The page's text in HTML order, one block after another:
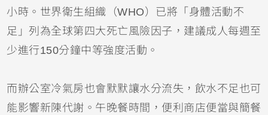
小時。世界衛生組織（WHO）已將「身體活動不
足」列為全球第四大死亡風險因子，建議成人每週至
少進行150分鐘中等強度活動。
而辦公室冷氣房也會默默讓水分流失，飲水不足也可
能影響新陳代謝。午晚餐時間，便利商店便當與簡餐